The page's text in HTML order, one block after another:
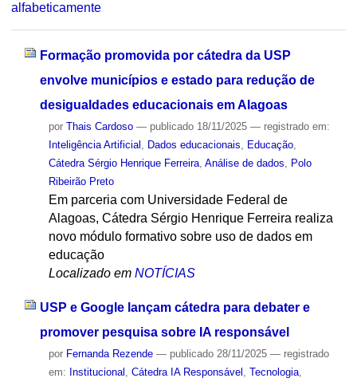
alfabeticamente
Formação promovida por cátedra da USP
envolve municípios e estado para redução de
desigualdades educacionais em Alagoas
por Thais Cardoso — publicado18/11/2025 — registrado em:
Inteligência Artificial
Dados educacionais Educação,
Cátedra Sérgio Henrique Ferreira, Análise de dados
Polo
Ribeirão Preto
Em parceria com Universidade Federal de
Alagoas, Cátedra Sérgio Henrique Ferreira realiza
novo módulo formativo sobre uso de dados em
educação
Localizado em NOTÍCIAS
USP e Google lançam cátedra para debater e
promover pesquisa sobre IA responsável
por Fernanda Rezende — publicado28/11/2025 — registrado
em: Institucional Cátedra IA Responsável Tecnologia,